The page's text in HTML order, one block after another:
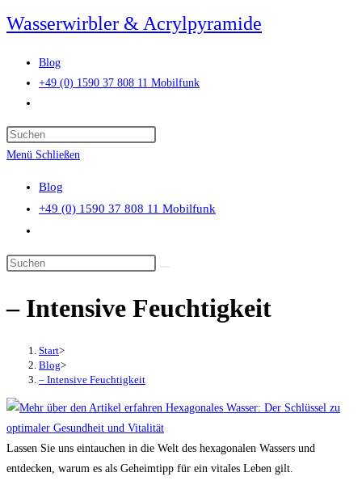
Zum
Inhalt
springen
Wasserwirbler & Acrylpyramide
Blog
+49 (0) 1590 37 808 11 Mobilfunk
umschalten
the
panel.
Menü Schließen
Blog
+49 (0) 1590 37 808 11 Mobilfunk
umschalten
Diese
durchsuchen
– Intensive Feuchtigkeit
Start>
Blog>
– Intensive Feuchtigkeit
Lassen Sie uns eintauchen in die Welt des hexagonalen Wassers und
entdecken, warum es als Geheimtipp für ein vitales Leben gilt.